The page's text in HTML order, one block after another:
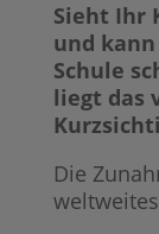
Sieht Ihr
und
Schule
liegt das
Die